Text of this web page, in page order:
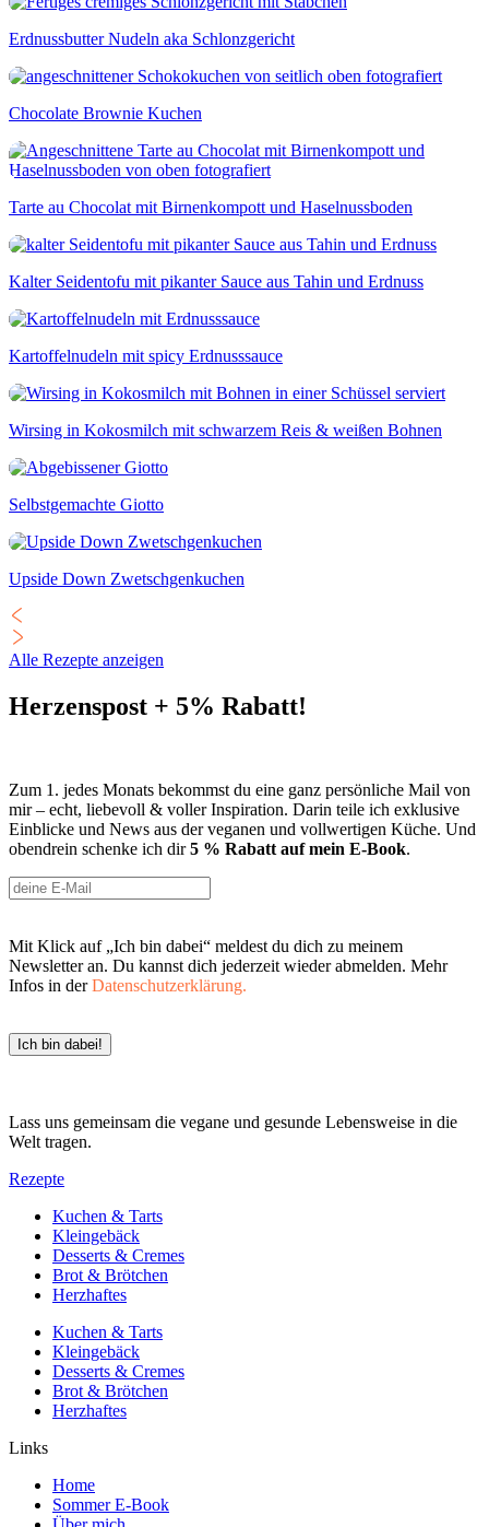
Erdnussbutter Nudeln aka Schlonzgericht
Chocolate Brownie Kuchen
Tarte au Chocolat mit Birnenkompott und Haselnussboden
Kalter Seidentofu mit pikanter Sauce aus Tahin und Erdnuss
Kartoffelnudeln mit spicy Erdnusssauce
Wirsing in Kokosmilch mit schwarzem Reis & weißen Bohnen
Selbstgemachte Giotto
Upside Down Zwetschgenkuchen
Alle Rezepte anzeigen
Herzenspost + 5% Rabatt!
Zum 1. jedes Monats bekommst du eine ganz persönliche Mail von
mir – echt, liebevoll & voller Inspiration. Darin teile ich exklusive
Einblicke und News aus der veganen und vollwertigen Küche. Und
obendrein schenke ich dir5 % Rabatt auf mein E-Book.
Mit Klick auf „Ich bin dabei“ meldest du dich zu meinem
Newsletter an. Du kannst dich jederzeit wieder abmelden. Mehr
Infos in derDatenschutzerklärung.
Ich bin dabei!
Lass uns gemeinsam die vegane und gesunde Lebensweise in die
Welt tragen.
Rezepte
Kuchen & Tarts
Kleingebäck
Desserts & Cremes
Brot & Brötchen
Herzhaftes
Kuchen & Tarts
Kleingebäck
Desserts & Cremes
Brot & Brötchen
Herzhaftes
Links
Home
Sommer E-Book